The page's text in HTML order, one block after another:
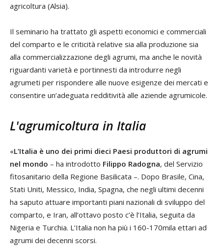
agricoltura (Alsia).
Il seminario ha trattato gli aspetti economici e commerciali
del comparto e le criticità relative sia alla produzione sia
alla commercializzazione degli agrumi, ma anche le novità
riguardanti varietà e portinnesti da introdurre negli
agrumeti per rispondere alle nuove esigenze dei mercati e
consentire un’adeguata redditività alle aziende agrumicole.
L'agrumicoltura in Italia
«L’Italia è uno dei primi dieci Paesi produttori di agrumi
nel mondo – ha introdotto Filippo Radogna, del Servizio
fitosanitario della Regione Basilicata –. Dopo Brasile, Cina,
Stati Uniti, Messico, India, Spagna, che negli ultimi decenni
ha saputo attuare importanti piani nazionali di sviluppo del
comparto, e Iran, all’ottavo posto c’è l’Italia, seguita da
Nigeria e Turchia. L’Italia non ha più i 160-170mila ettari ad
agrumi dei decenni scorsi.